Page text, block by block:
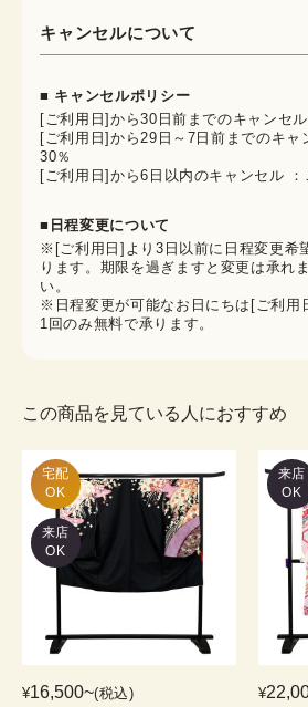
キャンセルについて
■ キャンセルポリシー
[ご利用日]から30日前までのキャンセ
[ご利用日]から29日～7日前までのキャ
30％
[ご利用日]から6日以内のキャンセル
■日程変更について
※[ご利用日]より3日以前に日程変更希
ります。期限を過ぎますと変更は承れ
い。
※日程変更が可能なお日にちは[ご利用
1回のみ無料で承ります。
この商品を見ている人におすすめ
宅配
OK
来店
OK
¥16,500~(税込)
来店
OK
¥